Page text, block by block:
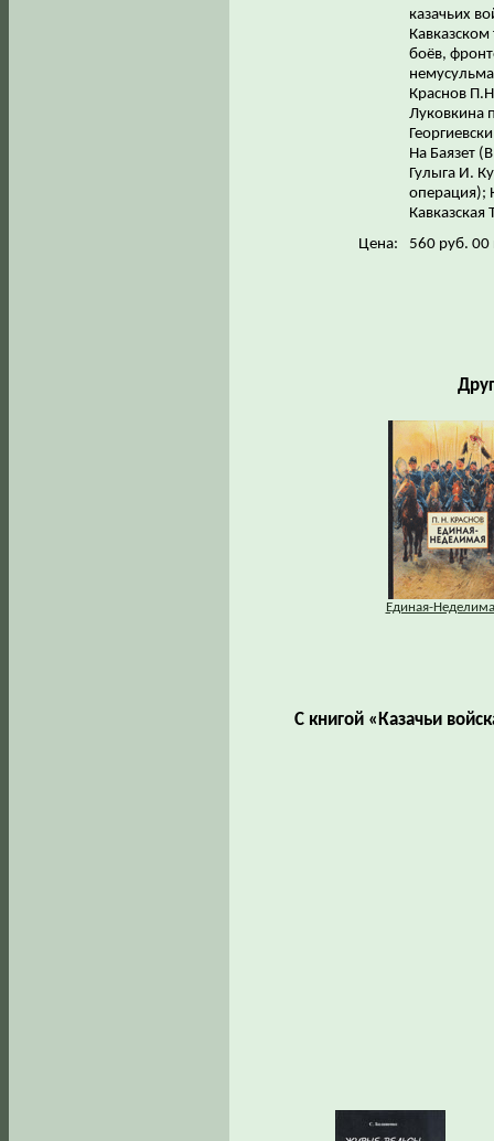
казачьих
боёв,
Краснов
Луковкина
На Баязет
Гулыга И.
операция);
Цена:
560 руб. 00
Единая-
С книгой «Казачьи